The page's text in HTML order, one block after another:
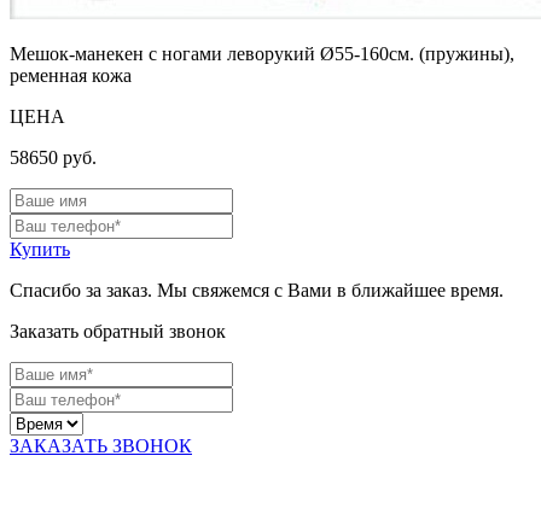
Мешок-манекен с ногами леворукий Ø55-160см. (пружины),
ременная кожа
ЦЕНА
58650 руб.
Купить
Спасибо за заказ. Мы свяжемся с Вами в ближайшее время.
Заказать обратный звонок
ЗАКАЗАТЬ ЗВОНОК